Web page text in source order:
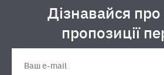
Дізнавайся про
пропозиції